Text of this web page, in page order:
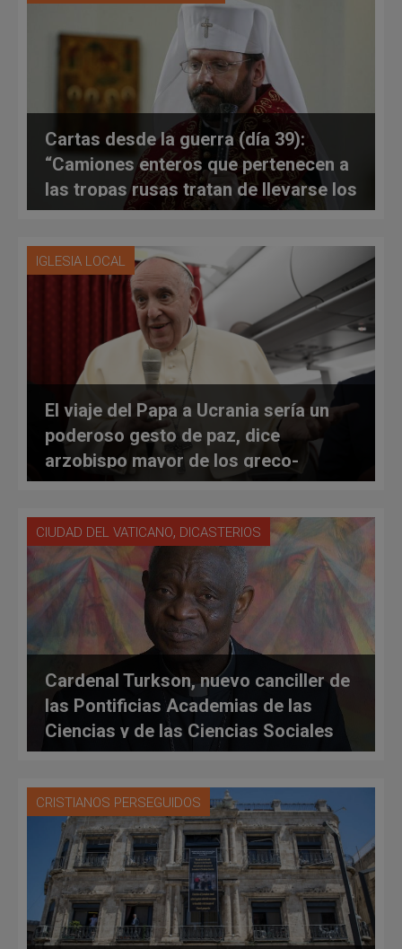
Cartas desde la guerra (día 39):
“Camiones enteros que pertenecen a
las tropas rusas tratan de llevarse los
bienes saqueados de Ucrania”
IGLESIA LOCAL
El viaje del Papa a Ucrania sería un
poderoso gesto de paz, dice
arzobispo mayor de los greco-
católicos ucranianos
CIUDAD DEL VATICANO, DICASTERIOS
Cardenal Turkson, nuevo canciller de
las Pontificias Academias de las
Ciencias y de las Ciencias Sociales
CRISTIANOS PERSEGUIDOS